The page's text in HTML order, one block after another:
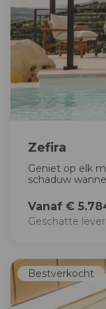
Zefira
Geniet op elk
schaduw
Vanaf €
Geschatte
Bestverkocht